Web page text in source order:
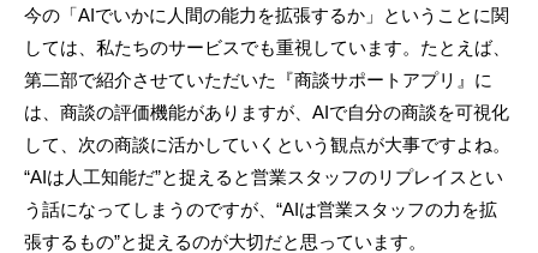
今の「AIでいかに人間の能力を拡張するか」ということに関
しては、私たちのサービスでも重視しています。たとえば、
第二部で紹介させていただいた『商談サポートアプリ』に
は、商談の評価機能がありますが、AIで自分の商談を可視化
して、次の商談に活かしていくという観点が大事ですよね。
“AIは人工知能だ”と捉えると営業スタッフのリプレイスとい
う話になってしまうのですが、“AIは営業スタッフの力を拡
張するもの”と捉えるのが大切だと思っています。